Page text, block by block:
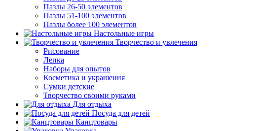
Пазлы 26-50 элементов
Пазлы 51-100 элементов
Пазлы более 100 элементов
Настольные игры
Творчество и увлечения
Рисование
Лепка
Наборы для опытов
Косметика и украшения
Сумки детские
Творчество своими руками
Для отдыха
Посуда для детей
Канцтовары